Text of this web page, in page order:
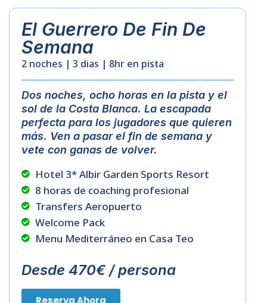
El Guerrero De Fin De
Semana
2 noches | 3 dias | 8hr en pista
Dos noches, ocho horas en la pista y el
sol de la Costa Blanca. La escapada
perfecta para los jugadores que quieren
más. Ven a pasar el fin de semana y
vete con ganas de volver.
Hotel 3* Albir Garden Sports Resort
8 horas de coaching profesional
Transfers Aeropuerto
Welcome Pack
Menu Mediterráneo en Casa Teo
Desde 470€ / persona
Reserva Ahora